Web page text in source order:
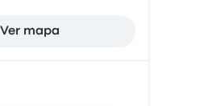
Ver mapa